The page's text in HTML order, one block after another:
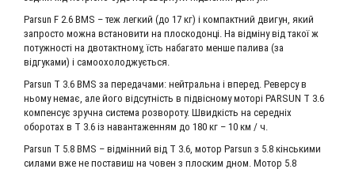
Parsun F 2.6 BMS – теж легкий (до 17 кг) і компактний двигун, який
запросто можна встановити на плоскодонці. На відміну від такої ж
потужності на двотактному, їсть набагато менше палива (за
відгуками) і самоохолоджується.
Parsun T 3.6 BMS за передачами: нейтральна і вперед. Реверсу в
ньому немає, але його відсутність в підвісному моторі PARSUN T 3.6
компенсує зручна система розвороту. Швидкість на середніх
оборотах в T 3.6 із навантаженням до 180 кг – 10 км / ч.
Parsun T 5.8 BMS – відмінний від T 3.6, мотор Parsun з 5.8 кінськими
силами вже не поставиш на човен з плоским дном. Мотор 5.8